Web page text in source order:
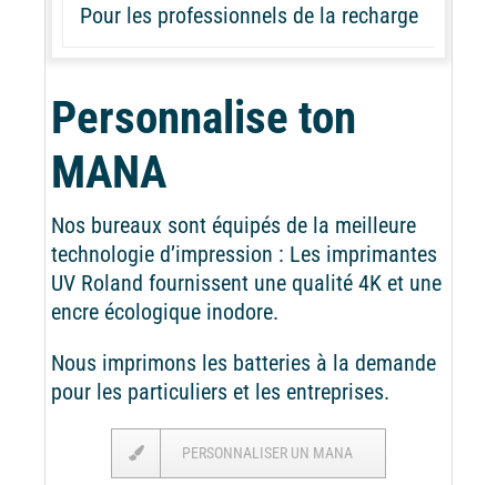
Pour les professionnels de la recharge
Personnalise ton
MANA
Nos bureaux sont équipés de la meilleure
technologie d’impression : Les imprimantes
UV Roland fournissent une qualité 4K et une
encre écologique inodore.
Nous imprimons les batteries à la demande
pour les particuliers et les entreprises.
PERSONNALISER UN MANA